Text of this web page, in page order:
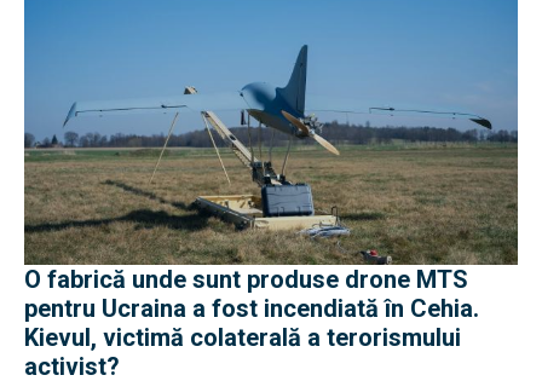
O fabrică unde sunt produse drone MTS
pentru Ucraina a fost incendiată în Cehia.
Kievul, victimă colaterală a terorismului
activist?